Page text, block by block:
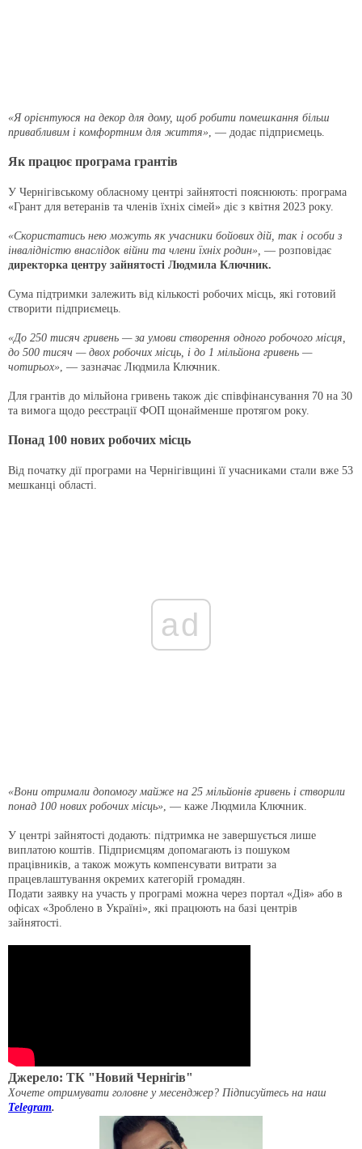
«Я орієнтуюся на декор для дому, щоб робити помешкання більш
привабливим і комфортним для життя», — додає підприємець.
Як працює програма грантів
У Чернігівському обласному центрі зайнятості пояснюють: програма
«Грант для ветеранів та членів їхніх сімей» діє з квітня 2023 року.
«Скористатись нею можуть як учасники бойових дій, так і особи з
інвалідністю внаслідок війни та члени їхніх родин», — розповідає
директорка центру зайнятості Людмила Ключник.
Сума підтримки залежить від кількості робочих місць, які готовий
створити підприємець.
«До 250 тисяч гривень — за умови створення одного робочого місця,
до 500 тисяч — двох робочих місць, і до 1 мільйона гривень —
чотирьох», — зазначає Людмила Ключник.
Для грантів до мільйона гривень також діє співфінансування 70 на 30
та вимога щодо реєстрації ФОП щонайменше протягом року.
Понад 100 нових робочих місць
Від початку дії програми на Чернігівщині її учасниками стали вже 53
мешканці області.
ad
«Вони отримали допомогу майже на 25 мільйонів гривень і створили
понад 100 нових робочих місць», — каже Людмила Ключник.
У центрі зайнятості додають: підтримка не завершується лише
виплатою коштів. Підприємцям допомагають із пошуком
працівників, а також можуть компенсувати витрати за
працевлаштування окремих категорій громадян.
Подати заявку на участь у програмі можна через портал «Дія» або в
офісах «Зроблено в Україні», які працюють на базі центрів
зайнятості.
Джерело: ТК "Новий Чернігів"
Хочете отримувати головне у месенджер? Підписуйтесь на наш
Telegram.